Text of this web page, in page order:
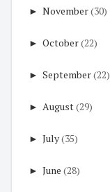
► November(30)
► October(22)
► September(22)
► August(29)
► July(35)
► June (28)